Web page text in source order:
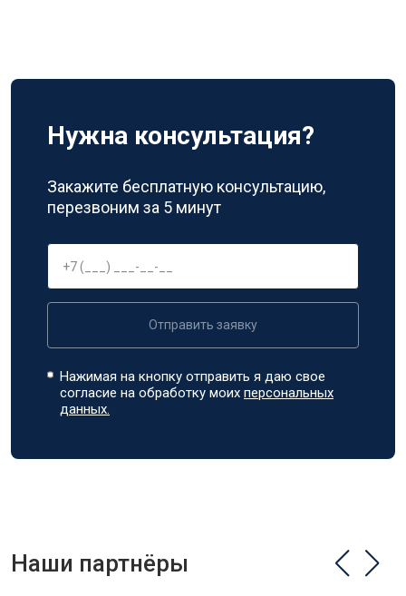
Нужна консультация?
Закажите бесплатную консультацию,
перезвоним за 5 минут
Отправить заявку
Нажимая на кнопку отправить я даю свое
согласие на обработку моихперсональных
данных.
Наши партнёры